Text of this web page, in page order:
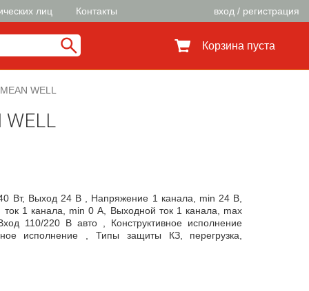
лиц Контакты вход / регистрация
Корзина пуста
WELL
Вт, Выход 24 В , Напряжение 1 канала, min 24 В,
1 канала, min 0 А, Выходной ток 1 канала, max
110/220 В авто , Конструктивное исполнение
исполнение , Типы защиты КЗ, перегрузка,
управления выходом фиксированный выход ,
min 90 В, Входное напряжение AC, max 264 В,
напряжение DC, max 370 В, Коэффициент
3 кВ, Напряжение изоляции вход-земля 2 кВ,